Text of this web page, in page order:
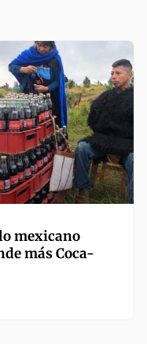
mexicano
más Coca-